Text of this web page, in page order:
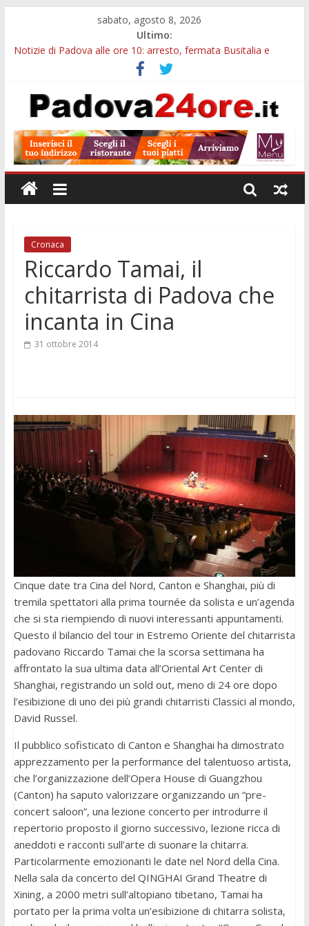
sabato, agosto 8, 2026
Ultimo:
Notizie di Padova alle ore 10: arresto, fermata Busitalia e
Notizie di Padova alle ore 23: maltrattamenti, arresto a
Limena e progetto Cool Shop
Bando sicurezza urbana Veneto: 650mila euro per Comuni e
Sicurezza esodo estivo Padova: più controlli su strade, stazioni
e treni
Bonus trasporto pubblico Veneto: 200 euro per l’abbonamento
annuale
Cronaca
Riccardo Tamai, il
chitarrista di Padova che
incanta in Cina
31 ottobre 2014
Cinque date tra Cina del Nord, Canton e Shanghai, più di
tremila spettatori alla prima tournée da solista e un’agenda
che si sta riempiendo di nuovi interessanti appuntamenti.
Questo il bilancio del tour in Estremo Oriente del chitarrista
padovano Riccardo Tamai che la scorsa settimana ha
affrontato la sua ultima data all’Oriental Art Center di
Shanghai, registrando un sold out, meno di 24 ore dopo
l’esibizione di uno dei più grandi chitarristi Classici al mondo,
David Russel.
Il pubblico sofisticato di Canton e Shanghai ha dimostrato
apprezzamento per la performance del talentuoso artista,
che l’organizzazione dell’Opera House di Guangzhou
(Canton) ha saputo valorizzare organizzando un “pre-
concert saloon”, una lezione concerto per introdurre il
repertorio proposto il giorno successivo, lezione ricca di
aneddoti e racconti sull’arte di suonare la chitarra.
Particolarmente emozionanti le date nel Nord della Cina.
Nella sala da concerto del QINGHAI Grand Theatre di
Xining, a 2000 metri sull’altopiano tibetano, Tamai ha
portato per la prima volta un’esibizione di chitarra solista,